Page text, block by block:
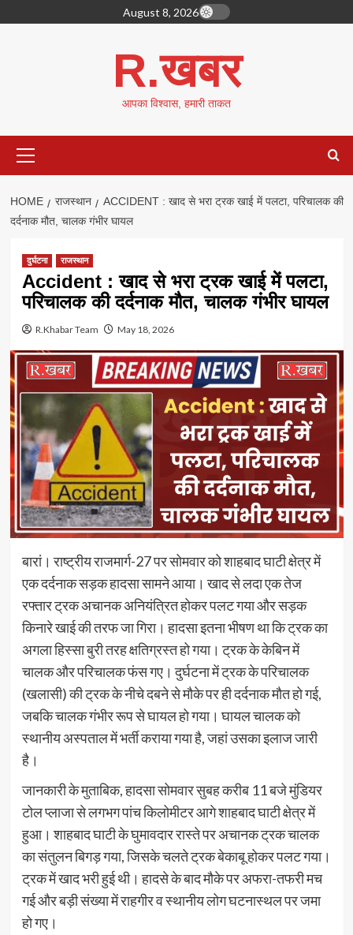
to
August 8, 2026
R.खबर
आपका विश्वास, हमारी ताकत
Menu
HOME राजस्थान
ACCIDENT : खाद से भरा ट्रक खाई में पलटा, परिचालक की
दर्दनाक मौत, चालक गंभीर घायल
दुर्घटना राजस्थान
Accident : खाद से भरा ट्रक खाई में पलटा,
परिचालक की दर्दनाक मौत, चालक गंभीर घायल
R.Khabar Team May 18, 2026
बारां। राष्ट्रीय राजमार्ग-27 पर सोमवार को शाहबाद घाटी क्षेत्र में
एक दर्दनाक सड़क हादसा सामने आया। खाद से लदा एक तेज
रफ्तार ट्रक अचानक अनियंत्रित होकर पलट गया और सड़क
किनारे खाई की तरफ जा गिरा। हादसा इतना भीषण था कि ट्रक का
अगला हिस्सा बुरी तरह क्षतिग्रस्त हो गया। ट्रक के केबिन में
चालक और परिचालक फंस गए। दुर्घटना में ट्रक के परिचालक
(खलासी) की ट्रक के नीचे दबने से मौके पर ही दर्दनाक मौत हो गई,
जबकि चालक गंभीर रूप से घायल हो गया। घायल चालक को
स्थानीय अस्पताल में भर्ती कराया गया है, जहां उसका इलाज जारी
है।
जानकारी के मुताबिक, हादसा सोमवार सुबह करीब 11 बजे मुंडियर
टोल प्लाजा से लगभग पांच किलोमीटर आगे शाहबाद घाटी क्षेत्र में
हुआ। शाहबाद घाटी के घुमावदार रास्ते पर अचानक ट्रक चालक
का संतुलन बिगड़ गया, जिसके चलते ट्रक बेकाबू होकर पलट गया।
ट्रक में खाद भरी हुई थी। हादसे के बाद मौके पर अफरा-तफरी मच
गई और बड़ी संख्या में राहगीर व स्थानीय लोग घटनास्थल पर जमा
हो गए।